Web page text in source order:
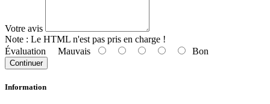
Votre avis
Note : Le HTML n'est pas pris en charge !
Évaluation Mauvais Bon
Continuer
Information